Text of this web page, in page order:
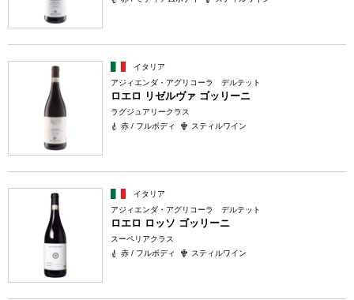
イタリア
アジィエンダ・アグリコーラ デルテット
ロエロ リゼルヴァ ゴッリーニ
ラグジュアリークラス
赤 / フルボディ
スティルワイン
イタリア
アジィエンダ・アグリコーラ デルテット
ロエロ ロッソ ゴッリーニ
スーペリアクラス
赤 / フルボディ
スティルワイン